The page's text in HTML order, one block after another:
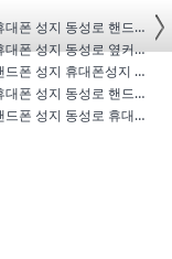
대구 휴대폰 성지 동성로 핸드폰 옆커…
대구 휴대폰 성지 동성로 옆커폰 상담
대구 핸드폰 성지 휴대폰성지 옆커폰 …
대구 휴대폰 성지 동성로 핸드폰 옆커…
대구 핸드폰 성지 동성로 휴대폰 휴대…